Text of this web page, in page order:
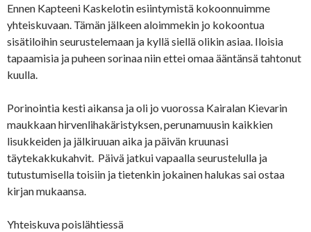
Ennen Kapteeni Kaskelotin esiintymistä kokoonnuimme
yhteiskuvaan. Tämän jälkeen aloimmekin jo kokoontua
sisätiloihin seurustelemaan ja kyllä siellä olikin asiaa. Iloisia
tapaamisia ja puheen sorinaa niin ettei omaa ääntänsä tahtonut
kuulla.
Porinointia kesti aikansa ja oli jo vuorossa Kairalan Kievarin
maukkaan hirvenlihakäristyksen, perunamuusin kaikkien
lisukkeiden ja jälkiruuan aika ja päivän kruunasi
täytekakkukahvit. Päivä jatkui vapaalla seurustelulla ja
tutustumisella toisiin ja tietenkin jokainen halukas sai ostaa
kirjan mukaansa.
Yhteiskuva poislähtiessä